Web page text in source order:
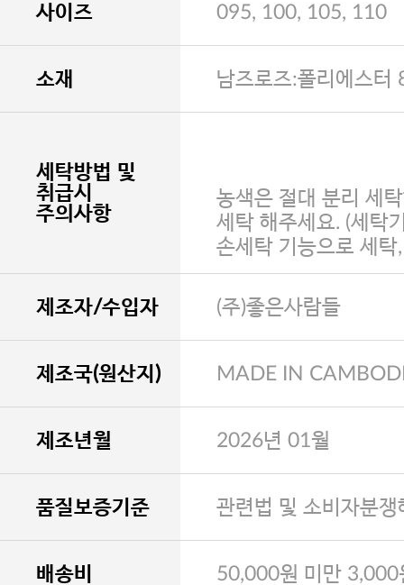
사이즈 095, 100, 105, 110
소재 남즈로즈:폴리에스터
세탁방법 및
취급시
주의사항
농색은 절대 분리 세
세탁 해주세요. (세탁
손세탁 기능으로 세탁
제조자/수입자 (주)좋은사람들
제조국(원산지) MADE IN
제조년월 2026년 01월
품질보증기준 관련법 및 소비자분
배송비 50,000원 미만 3,000